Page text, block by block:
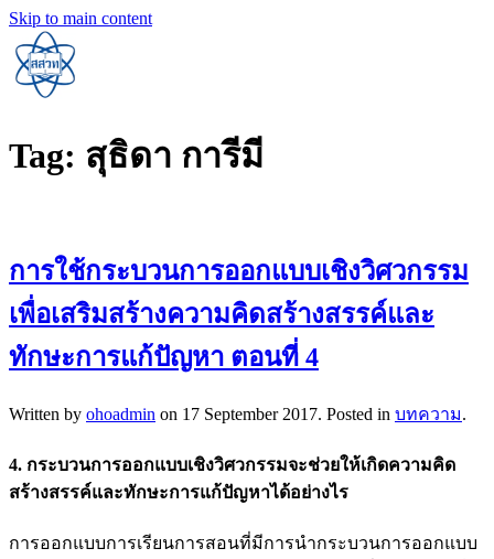
Skip to main content
Tag: สุธิดา การีมี
การใช้กระบวนการออกแบบเชิงวิศวกรรม
เพื่อเสริมสร้างความคิดสร้างสรรค์และ
ทักษะการแก้ปัญหา ตอนที่ 4
Written by ohoadmin on 17 September 2017. Posted in บทความ.
4. กระบวนการออกแบบเชิงวิศวกรรมจะช่วยให้เกิดความคิด
สร้างสรรค์และทักษะการแก้ปัญหาได้อย่างไร
การออกแบบการเรียนการสอนที่มีการนำกระบวนการออกแบบ